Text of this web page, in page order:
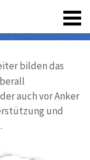
bilden das
auch vor Anker
und